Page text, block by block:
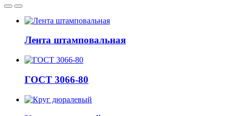
Лента штамповальная
ГОСТ 3066-80